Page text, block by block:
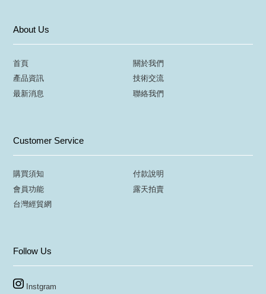
About Us
首頁
關於我們
產品資訊
技術交流
最新消息
聯絡我們
Customer Service
購買須知
付款說明
會員功能
露天拍賣
台灣經貿網
Follow Us
Instgram